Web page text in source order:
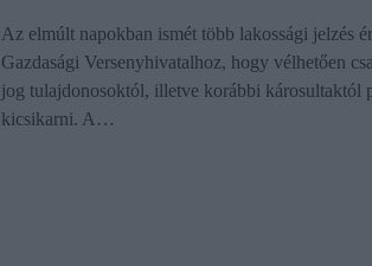
Az elmúlt napokban ismét több lakossági jelzés
Gazdasági Versenyhivatalhoz, hogy vélhetően
jog tulajdonosoktól, illetve korábbi károsultaktól
kicsikarni. A…